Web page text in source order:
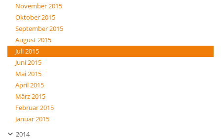
November 2015
Oktober 2015
September 2015
August 2015
Juli 2015
Juni 2015
Mai 2015
April 2015
März 2015
Februar 2015
Januar 2015
2014